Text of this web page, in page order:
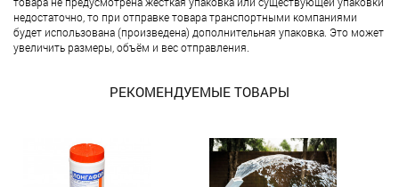
недостаточно, то при отправке товара транспортными компаниями
будет использована (произведена) дополнительная упаковка. Это может
увеличить размеры, объём и вес отправления.
РЕКОМЕНДУЕМЫЕ ТОВАРЫ